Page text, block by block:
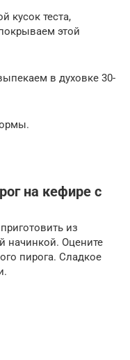
кусок теста,
этой
в духовке 30-
на кефире с
из
начинкой. Оцените
пирога. Сладкое